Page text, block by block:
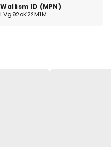
Wallism ID (MPN)
LVg92eK22M1M